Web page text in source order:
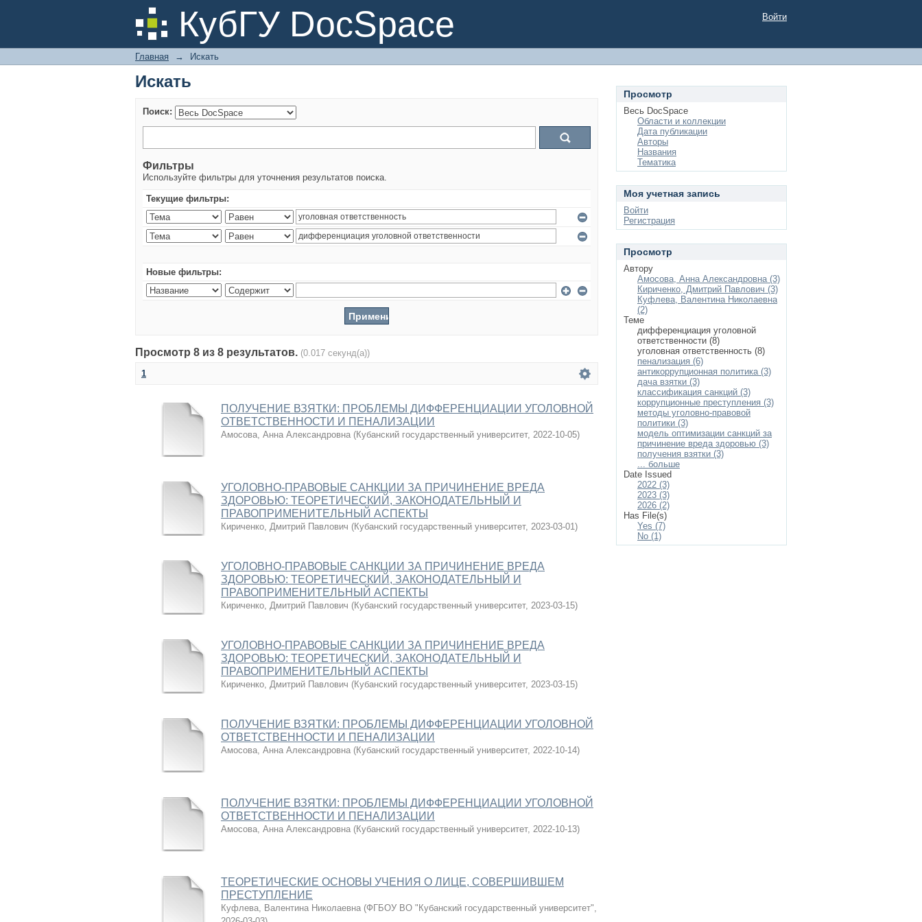
КубГУ DocSpace
Искать Войти
Главная → Искать
Искать
Поиск:
Фильтры
Используйте фильтры для уточнения результатов поиска.
Текущие фильтры:
Новые фильтры:
Просмотр 8 из 8 результатов. (0.017 секунд(а))
1
ПОЛУЧЕНИЕ ВЗЯТКИ: ПРОБЛЕМЫ ДИФФЕРЕНЦИАЦИИ УГОЛОВНОЙ
ОТВЕТСТВЕННОСТИ И ПЕНАЛИЗАЦИИ
Амосова, Анна Александровна (Кубанский государственный университет, 2022-10-05)
УГОЛОВНО-ПРАВОВЫЕ САНКЦИИ ЗА ПРИЧИНЕНИЕ ВРЕДА
ЗДОРОВЬЮ: ТЕОРЕТИЧЕСКИЙ, ЗАКОНОДАТЕЛЬНЫЙ И
ПРАВОПРИМЕНИТЕЛЬНЫЙ АСПЕКТЫ
Кириченко, Дмитрий Павлович (Кубанский государственный университет, 2023-03-01)
УГОЛОВНО-ПРАВОВЫЕ САНКЦИИ ЗА ПРИЧИНЕНИЕ ВРЕДА
ЗДОРОВЬЮ: ТЕОРЕТИЧЕСКИЙ, ЗАКОНОДАТЕЛЬНЫЙ И
ПРАВОПРИМЕНИТЕЛЬНЫЙ АСПЕКТЫ
Кириченко, Дмитрий Павлович (Кубанский государственный университет, 2023-03-15)
УГОЛОВНО-ПРАВОВЫЕ САНКЦИИ ЗА ПРИЧИНЕНИЕ ВРЕДА
ЗДОРОВЬЮ: ТЕОРЕТИЧЕСКИЙ, ЗАКОНОДАТЕЛЬНЫЙ И
ПРАВОПРИМЕНИТЕЛЬНЫЙ АСПЕКТЫ
Кириченко, Дмитрий Павлович (Кубанский государственный университет, 2023-03-15)
ПОЛУЧЕНИЕ ВЗЯТКИ: ПРОБЛЕМЫ ДИФФЕРЕНЦИАЦИИ УГОЛОВНОЙ
ОТВЕТСТВЕННОСТИ И ПЕНАЛИЗАЦИИ
Амосова, Анна Александровна (Кубанский государственный университет, 2022-10-14)
ПОЛУЧЕНИЕ ВЗЯТКИ: ПРОБЛЕМЫ ДИФФЕРЕНЦИАЦИИ УГОЛОВНОЙ
ОТВЕТСТВЕННОСТИ И ПЕНАЛИЗАЦИИ
Амосова, Анна Александровна (Кубанский государственный университет, 2022-10-13)
ТЕОРЕТИЧЕСКИЕ ОСНОВЫ УЧЕНИЯ О ЛИЦЕ, СОВЕРШИВШЕМ
ПРЕСТУПЛЕНИЕ
Куфлева, Валентина Николаевна (ФГБОУ ВО "Кубанский государственный университет",
Просмотр
Весь DocSpace
Области и коллекции
Дата публикации
Авторы
Названия
Тематика
Моя учетная запись
Войти
Регистрация
Просмотр
Автору
Амосова, Анна Александровна (3)
Кириченко, Дмитрий Павлович (3)
Куфлева, Валентина Николаевна
(2)
Теме
дифференциация уголовной
ответственности (8)
уголовная ответственность (8)
пенализация (6)
антикоррупционная политика (3)
дача взятки (3)
классификация санкций (3)
коррупционные преступления (3)
методы уголовно-правовой
политики (3)
модель оптимизации санкций за
причинение вреда здоровью (3)
получения взятки (3)
... больше
Date Issued
2022 (3)
2023 (3)
2026 (2)
Has File(s)
Yes (7)
No (1)